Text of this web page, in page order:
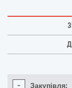
- Закупівля: